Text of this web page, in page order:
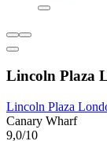
Lincoln Plaza
Lincoln Plaza
Canary Wharf
9,0/10